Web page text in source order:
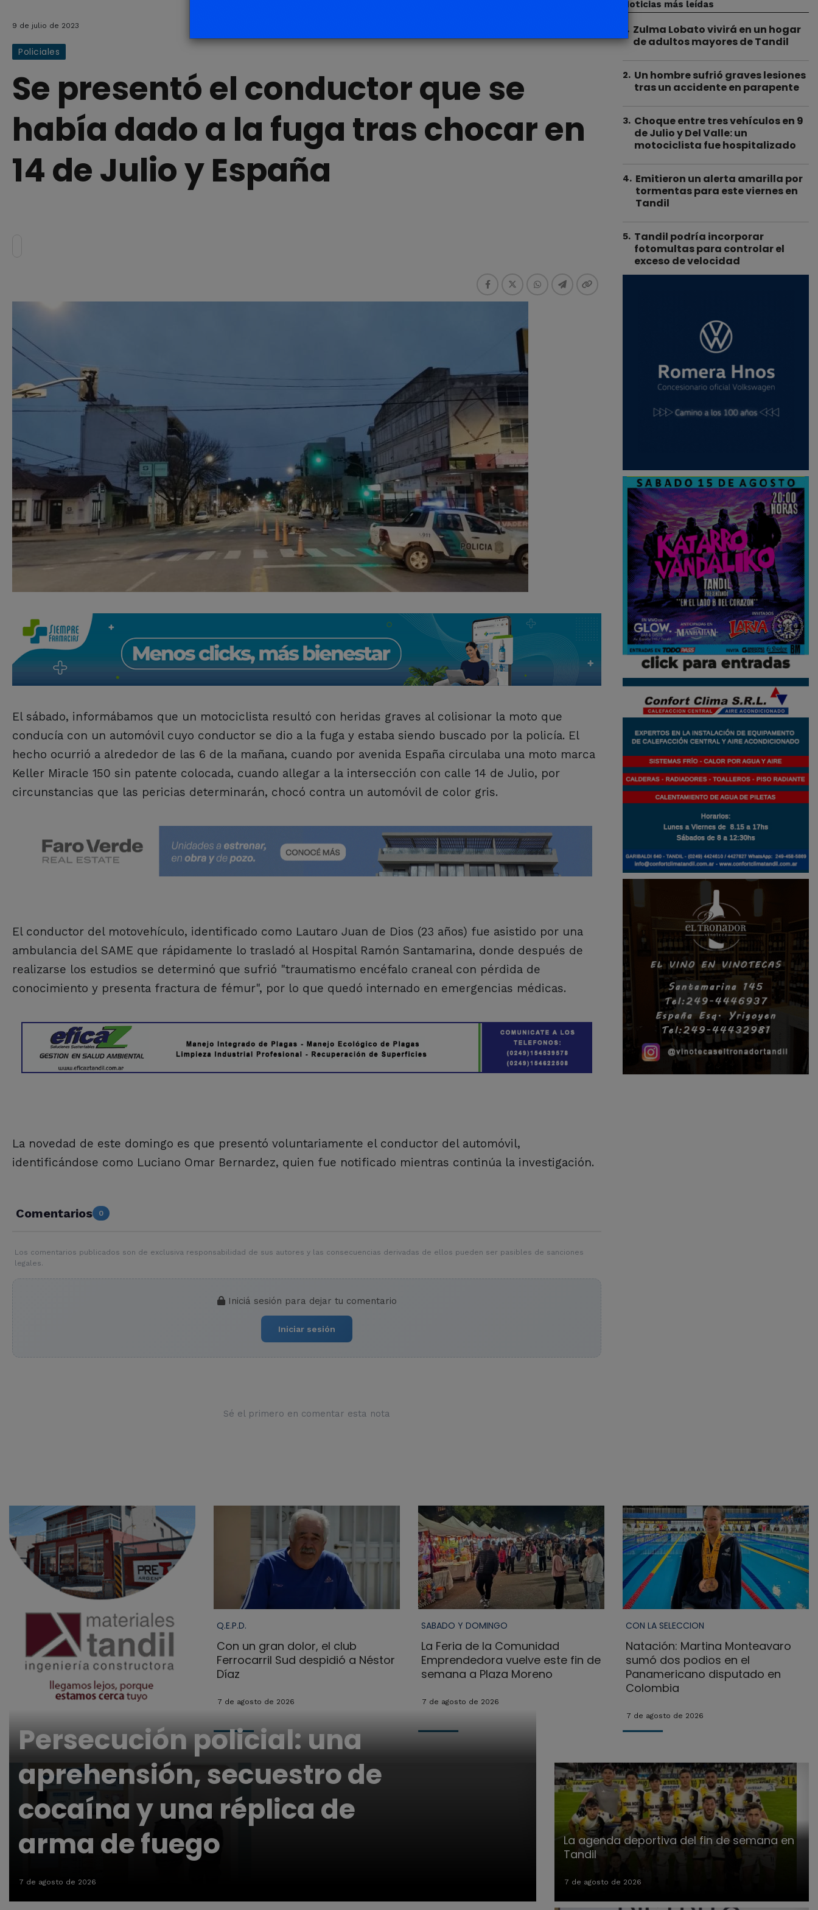
9 de julio de 2023
Policiales
Se presentó el conductor que se
había dado a la fuga tras chocar en
14 de Julio y España
El sábado, informábamos que un motociclista resultó con heridas graves al colisionar la moto que
conducía con un automóvil cuyo conductor se dio a la fuga y estaba siendo buscado por la policía. El
hecho ocurrió a alrededor de las 6 de la mañana, cuando por avenida España circulaba una moto marca
Keller Miracle 150 sin patente colocada, cuando allegar a la intersección con calle 14 de Julio, por
circunstancias que las pericias determinarán, chocó contra un automóvil de color gris.
El conductor del motovehículo, identificado como Lautaro Juan de Dios (23 años) fue asistido por una
ambulancia del SAME que rápidamente lo trasladó al Hospital Ramón Santamarina, donde después de
realizarse los estudios se determinó que sufrió "traumatismo encéfalo craneal con pérdida de
conocimiento y presenta fractura de fémur", por lo que quedó internado en emergencias médicas.
La novedad de este domingo es que presentó voluntariamente el conductor del automóvil,
identificándose como Luciano Omar Bernardez, quien fue notificado mientras continúa la investigación.
Comentarios 0
Los comentarios publicados son de exclusiva responsabilidad de sus autores y las consecuencias derivadas de ellos pueden ser pasibles de sanciones
legales.
Iniciá sesión para dejar tu comentario
Iniciar sesión
Sé el primero en comentar esta nota
Noticias más leídas
. Zulma Lobato vivirá en un hogar
de adultos mayores de Tandil
2. Un hombre sufrió graves lesiones
tras un accidente en parapente
3. Choque entre tres vehículos en 9
de Julio y Del Valle: un
motociclista fue hospitalizado
4. Emitieron un alerta amarilla por
tormentas para este viernes en
Tandil
5. Tandil podría incorporar
fotomultas para controlar el
exceso de velocidad
Q.E.P.D.
Con un gran dolor, el club
Ferrocarril Sud despidió a Néstor
Díaz
7 de agosto de 2026
SABADO Y DOMINGO
La Feria de la Comunidad
Emprendedora vuelve este fin de
semana a Plaza Moreno
7 de agosto de 2026
CON LA SELECCION
Natación: Martina Monteavaro
sumó dos podios en el
Panamericano disputado en
Colombia
7 de agosto de 2026
Persecución policial: una
aprehensión, secuestro de
cocaína y una réplica de
arma de fuego
7 de agosto de 2026
La agenda deportiva del fin de semana en
Tandil
7 de agosto de 2026